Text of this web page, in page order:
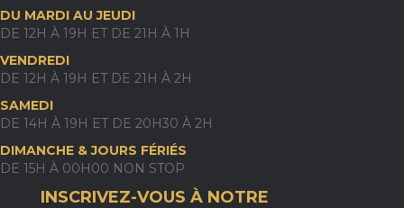
DU MARDI AU JEUDI
DE 12H À 19H ET DE 21H À 1H
VENDREDI
DE 12H À 19H ET DE 21H À 2H
SAMEDI
DE 14H À 19H ET DE 20H30 À 2H
DIMANCHE & JOURS FÉRIÉS
DE 15H À 00H00 NON STOP
INSCRIVEZ-VOUS À NOTRE